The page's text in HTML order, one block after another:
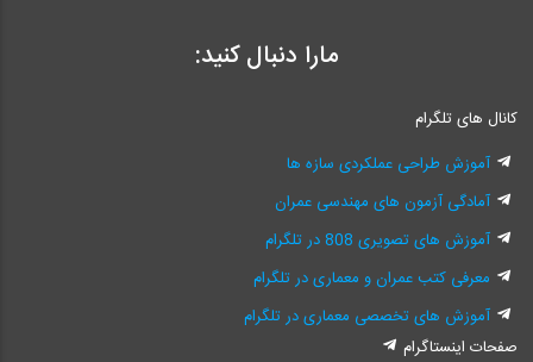
مارا دنبال کنید:
کانال های تلگرام
آموزش طراحی عملکردی سازه ها
آمادگی آزمون های مهندسی عمران
آموزش های تصویری 808 در تلگرام
معرفی کتب عمران و معماری در تلگرام
آموزش های تخصصی معماری در تلگرام
صفحات اینستاگرام